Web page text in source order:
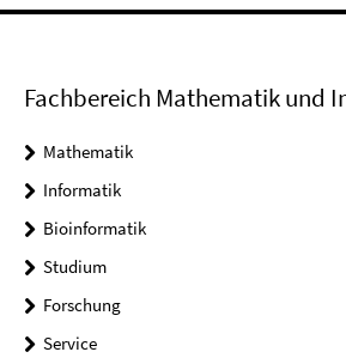
Fachbereich Mathematik und
Mathematik
Informatik
Bioinformatik
Studium
Forschung
Service